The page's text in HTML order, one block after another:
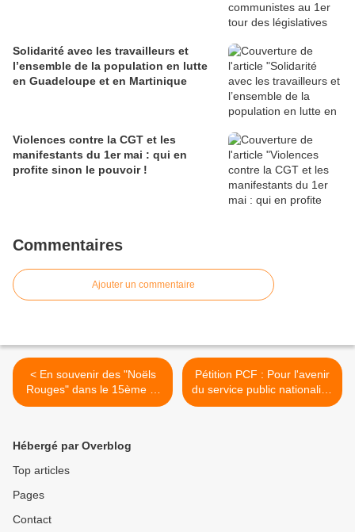
Solidarité avec les travailleurs et
l’ensemble de la population en lutte
en Guadeloupe et en Martinique
Violences contre la CGT et les
manifestants du 1er mai : qui en
profite sinon le pouvoir !
Commentaires
Ajouter un commentaire
< En souvenir des "Noëls
Rouges" dans le 15ème et
ailleurs. Conte de Noël/Noël
Pétition PCF : Pour l'avenir
du service public nationalisé
SNCF >
Hébergé par Overblog
Top articles
Pages
Contact